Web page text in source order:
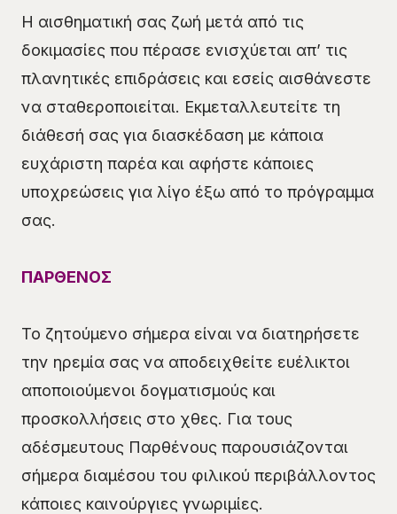
Η αισθηματική σας ζωή μετά από τις
δοκιμασίες που πέρασε ενισχύεται απ’ τις
πλανητικές επιδράσεις και εσείς αισθάνεστε
να σταθεροποιείται. Εκμεταλλευτείτε τη
διάθεσή σας για διασκέδαση με κάποια
ευχάριστη παρέα και αφήστε κάποιες
υποχρεώσεις για λίγο έξω από το πρόγραμμα
σας.
ΠΑΡΘΕΝΟΣ
Το ζητούμενο σήμερα είναι να διατηρήσετε
την ηρεμία σας να αποδειχθείτε ευέλικτοι
αποποιούμενοι δογματισμούς και
προσκολλήσεις στο χθες. Για τους
αδέσμευτους Παρθένους παρουσιάζονται
σήμερα διαμέσου του φιλικού περιβάλλοντος
κάποιες καινούργιες γνωριμίες.